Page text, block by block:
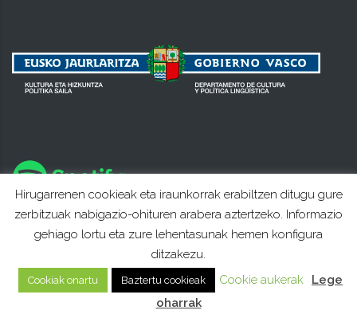
Hirugarrenen cookieak eta iraunkorrak erabiltzen ditugu gure
zerbitzuak nabigazio-ohituren arabera aztertzeko. Informazio
gehiago lortu eta zure lehentasunak hemen konfigura
ditzakezu.
Cookiak onartu Baztertu cookieak Cookie aukerak
Lege
oharrak